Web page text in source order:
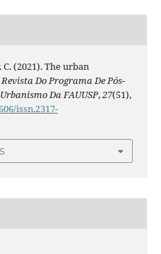
(2021). The urban
Revista Do Programa De Pós-
Da FAUUSP,27(51),
issn.2317-